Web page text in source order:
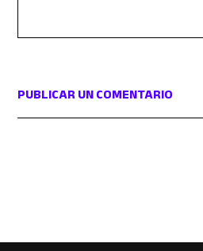
PUBLICAR UN COMENTARIO